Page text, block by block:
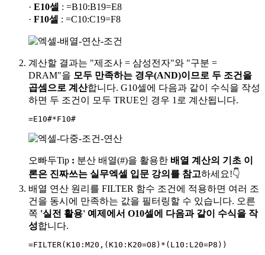
· E10셀 : =B10:B19=E8
· F10셀 : =C10:C19=F8
계산할 결과는 "제조사 = 삼성전자"와 "구분 =
DRAM"을 모두 만족하는 경우(AND)이므로 두 조건을
곱셈으로 계산합니다. G10셀에 다음과 같이 수식을 작성
하면 두 조건이 모두 TRUE인 경우 1로 계산됩니다.
=E10#*F10#
오빠두Tip : 분산 배열(#)을 활용한 배열 계산의 기초 이
론은 진짜쓰는 실무엑셀 입문 강의를 참고하세요!👇
배열 연산 원리를 FILTER 함수 조건에 적용하면 여러 조
건을 동시에 만족하는 값을 필터링할 수 있습니다. 오른
쪽 '실전 활용' 예제에서 O10셀에 다음과 같이 수식을 작
성합니다.
=FILTER( K10:M20 , ( K10:K20=O8 ) * ( L10:L20=P8 ) )